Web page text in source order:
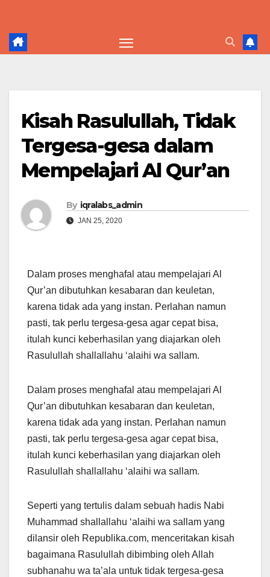
content
Kisah Rasulullah, Tidak
Tergesa-gesa dalam
Mempelajari Al Qur’an
By iqralabs_admin
JAN 25, 2020
Dalam proses menghafal atau mempelajari Al
Qur’an dibutuhkan kesabaran dan keuletan,
karena tidak ada yang instan. Perlahan namun
pasti, tak perlu tergesa-gesa agar cepat bisa,
itulah kunci keberhasilan yang diajarkan oleh
Rasulullah shallallahu ‘alaihi wa sallam.
Dalam proses menghafal atau mempelajari Al
Qur’an dibutuhkan kesabaran dan keuletan,
karena tidak ada yang instan. Perlahan namun
pasti, tak perlu tergesa-gesa agar cepat bisa,
itulah kunci keberhasilan yang diajarkan oleh
Rasulullah shallallahu ‘alaihi wa sallam.
Seperti yang tertulis dalam sebuah hadis Nabi
Muhammad shallallahu ‘alaihi wa sallam yang
dilansir oleh Republika.com, menceritakan kisah
bagaimana Rasulullah dibimbing oleh Allah
subhanahu wa ta’ala untuk tidak tergesa-gesa